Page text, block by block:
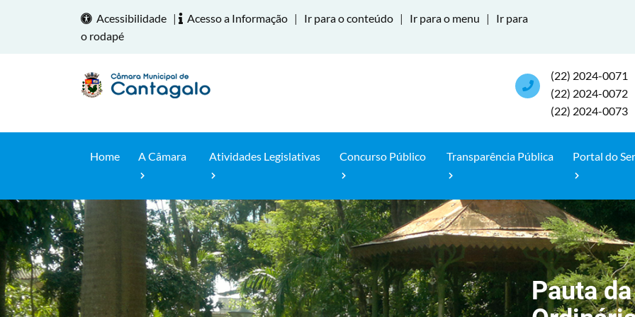
Acessibilidade | Acesso a Informação | Ir para o conteúdo | Ir para o menu |
Ir para
o rodapé
(22) 2024-0071
(22) 2024-0072
(22) 2024-0073
Home A Câmara Atividades Legislativas Concurso Público Transparência Pública Portal do
Pauta